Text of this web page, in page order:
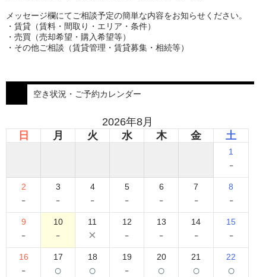
メッセージ欄にてご相談予定の簡単な内容をお知らせください。
・賃貸（賃料・間取り・エリア・条件）
・売買（売却希望・購入希望等）
・その他ご相談（賃貸管理・賃貸募集・相続等）
空き状況・ご予約カレンダー
2026年8月
日
月 火 水 木 金 土
1
-
2
-
3
-
4
-
5
-
6
-
7
-
8
-
9
-
10
-
11
×
12
-
13
-
14
-
15
-
16
-
17
○
18
○
19
-
20
○
21
○
22
○